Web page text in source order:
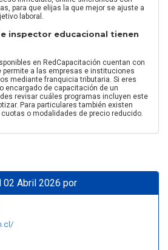
para que elijas la que mejor se ajuste a
laboral.
inspector educacional tienen
en RedCapacitación cuentan con
permite a las empresas e instituciones
mediante franquicia tributaria. Si eres
encargado de capacitación de un
revisar cuáles programas incluyen este
Para particulares también existen
o modalidades de precio reducido.
02 Abril 2026 por